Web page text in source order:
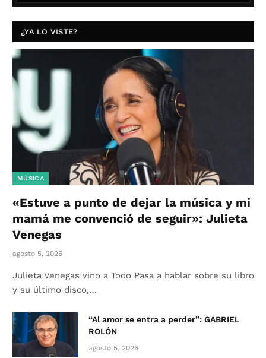
¿YA LO VISTE?
MÚSICA
«Estuve a punto de dejar la música y mi
mamá me convenció de seguir»: Julieta
Venegas
agosto 5, 2026
Julieta Venegas vino a Todo Pasa a hablar sobre su libro
y su último disco,…
“Al amor se entra a perder”: GABRIEL
ROLÓN
agosto 5, 2026